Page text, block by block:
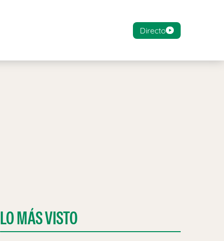
Directo
LO MÁS VISTO